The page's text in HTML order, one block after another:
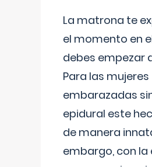
La matrona te
el momento en
debes empezar
Para las mujeres
embarazadas
epidural este
de manera
embargo, con la